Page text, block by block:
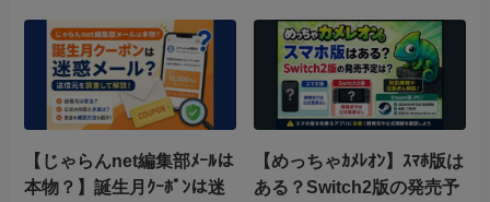
【じゃらんnet編集部ﾒｰﾙは
本物？】誕生月ｸｰﾎﾟﾝは迷
【めっちゃｶﾒﾚｵﾝ】ｽﾏﾎ版は
ある？Switch2版の発売予